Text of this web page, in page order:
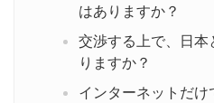
はありますか？
交渉する上で、日
りますか？
インターネットだ